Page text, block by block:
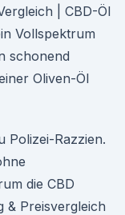
| CBD-Öl
Vollspektrum
schonend
Oliven-Öl
Polizei-Razzien.
die CBD
Preisvergleich